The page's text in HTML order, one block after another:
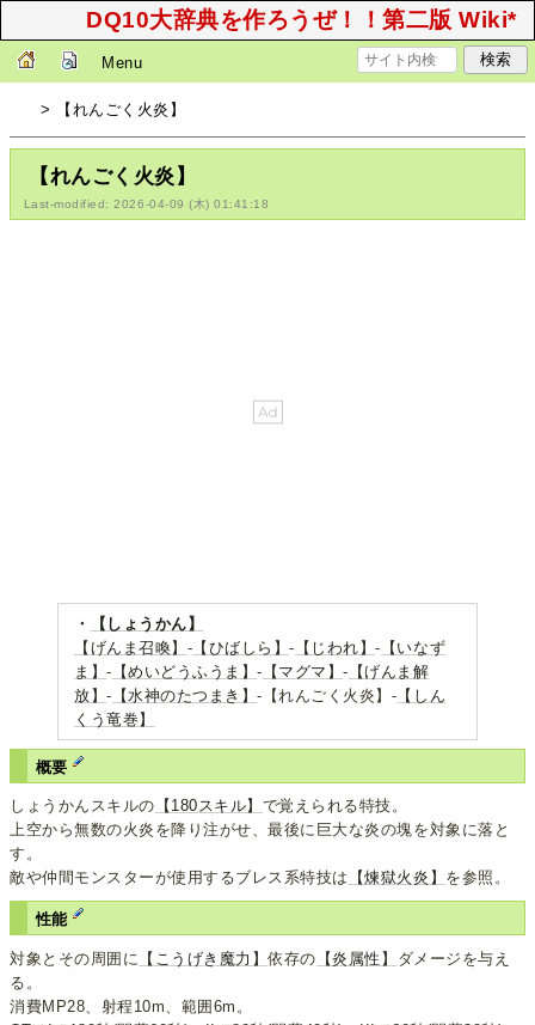
DQ10大辞典を作ろうぜ！！第二版 Wiki*
Menu
> 【れんごく火炎】
【れんごく火炎】
Last-modified: 2026-04-09 (木) 01:41:18
・
【しょうかん】
【げんま召喚】 - 【ひばしら】- 【じわれ】- 【いなず
ま】- 【めいどうふうま】- 【マグマ】- 【げんま解
放】- 【水神のたつまき】-【れんごく火炎】- 【しん
くう竜巻】
概要
しょうかんスキルの 【180スキル】 で覚えられる特技。
上空から無数の火炎を降り注がせ、最後に巨大な炎の塊を対象に落と
す。
敵や仲間モンスターが使用するブレス系特技は
【煉獄火炎】 を参照。
性能
対象とその周囲に 【こうげき魔力】依存の 【炎属性】 ダメージを与え
る。
消費MP28、射程10m、範囲6m。